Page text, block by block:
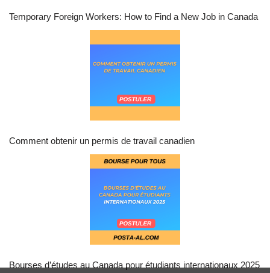
Temporary Foreign Workers: How to Find a New Job in Canada
Comment obtenir un permis de travail canadien
Bourses d’études au Canada pour étudiants internationaux 2025